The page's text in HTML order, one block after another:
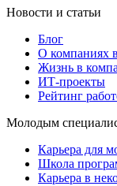
Новости и статьи
Блог
О компаниях
Жизнь в
ИТ-проекты
Рейтинг
Молодым
Карьера для
Школа
Карьера в